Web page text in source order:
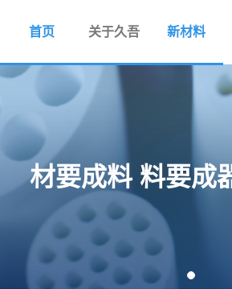
首页 关于久吾 新材料
材要成料 料要成